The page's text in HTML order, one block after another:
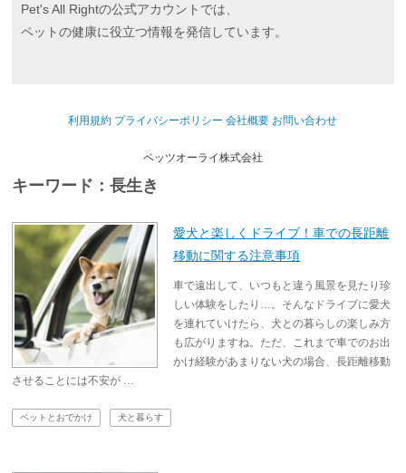
Pet's All Rightの公式アカウントでは、
ペットの健康に役立つ情報を発信しています。
利用規約 プライバシーポリシー 会社概要 お問い合わせ
ペッツオーライ株式会社
キーワード：長生き
愛犬と楽しくドライブ！車での長距離
移動に関する注意事項
車で遠出して、いつもと違う風景を見たり珍
しい体験をしたり…。そんなドライブに愛犬
を連れていけたら、犬との暮らしの楽しみ方
も広がりますね。ただ、これまで車でのお出
かけ経験があまりない犬の場合、長距離移動
させることには不安が …
ペットとおでかけ 犬と暮らす